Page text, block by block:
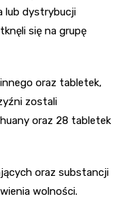
lub dystrybucji
się na grupę
oraz tabletek,
zostali
oraz 28 tabletek
oraz substancji
wolności.